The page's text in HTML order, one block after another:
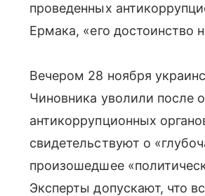
проведенных
Ермака, «его достоинство
Вечером 28 ноября
Чиновника уволили после
антикоррупционных
свидетельствуют о
произошедшее
Эксперты допускают, что